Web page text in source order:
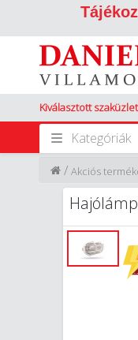
Kiválasztott
Kategóriák
Akciós
/